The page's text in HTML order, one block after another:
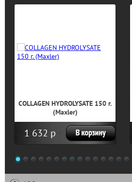
COLLAGEN HYDROLYSATE 150 г.
(Maxler)
1 632 р
1 2 3 4 5 6 7 8 9 10 11 12 13 14